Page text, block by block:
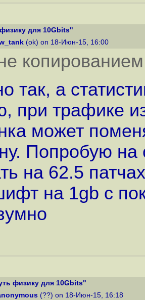
для 10Gbits"
(ok) on 18-Июн-15, 16:00
так, а
при трафике
может
Попробую
на 62.5
на 1gb c
физику для 10Gbits"
(??) on 18-Июн-15, 16:18